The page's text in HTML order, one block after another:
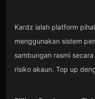
Kardz ialah platform
menggunakan sistem
sambungan rasmi
risiko akaun. Top up